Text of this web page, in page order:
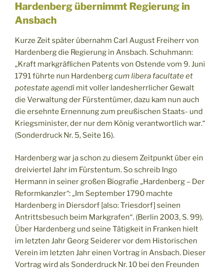
Hardenberg übernimmt Regierung in
Ansbach
Kurze Zeit später übernahm Carl August Freiherr von
Hardenberg die Regierung in Ansbach. Schuhmann:
„Kraft markgräflichen Patents von Ostende vom 9. Juni
1791 führte nun Hardenbergcum libera facultate et
potestate agendi mit voller landesherrlicher Gewalt
die Verwaltung der Fürstentümer, dazu kam nun auch
die ersehnte Ernennung zum preußischen Staats- und
Kriegsminister, der nur dem König verantwortlich war.“
(Sonderdruck Nr. 5, Seite 16).
Hardenberg war ja schon zu diesem Zeitpunkt über ein
dreiviertel Jahr im Fürstentum. So schreib Ingo
Hermann in seiner großen Biografie „Hardenberg – Der
Reformkanzler“: „Im September 1790 machte
Hardenberg in Diersdorf [also: Triesdorf] seinen
Antrittsbesuch beim Markgrafen“. (Berlin 2003, S. 99).
Über Hardenberg und seine Tätigkeit in Franken hielt
im letzten Jahr Georg Seiderer vor dem Historischen
Verein im letzten Jahr einen Vortrag in Ansbach. Dieser
Vortrag wird als Sonderdruck Nr. 10 bei den Freunden